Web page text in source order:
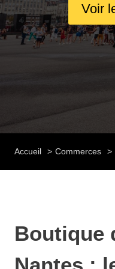
Voir
Accueil Commerces
Boutique